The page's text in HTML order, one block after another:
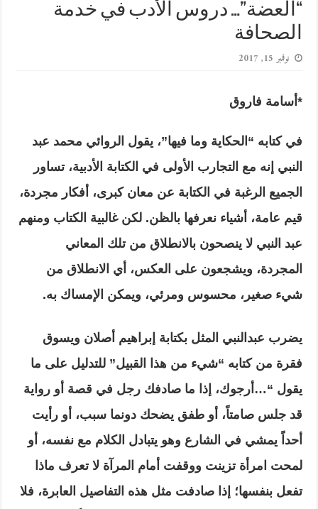
“العضة”… دروس الأدب في خدمة
الصحافة
نوفمبر 15, 2017
*أسامة فاروق
في كتابه “الحكاية وما فيها”، يقول الروائي محمد عبد
النبي إنه مع التجارب الأولى في الكتابة الأدبية، تساور
الجميع الرغبة في الكتابة عن معان كبرى، أفكار مجردة،
قيم عامة، أشياء نعرفها بالظن. لكن غالبية الكتاب ومنهم
عبد النبي لا ينصحون بالانطلاق من تلك المعاني
المجردة، ويشجعون على العكس، أي الانطلاق من
شيء صغير، محسوس ومرئي، ويمكن الإمساك به.
يضرب عبدالنبي المثل بكتابة إبراهيم أصلان ويسوق
فقرة من كتابه “شيء من هذا القبيل” للتدليل على ما
يقول “…أرجوك، إذا ما صادفك رجل في قصة أو رواية
قد جلس صامتاً، أو طفق يضحك دونما سبب، أو رأيت
أحداً يمشي في الشارع وهو يتبادل الكلام مع نفسه، أو
لمحت امرأة تزينت ووقفت أمام المرآة لا تعرف ماذا
تفعل بنفسها؛ إذا صادفت مثل هذه التفاصيل العابرة، فلا